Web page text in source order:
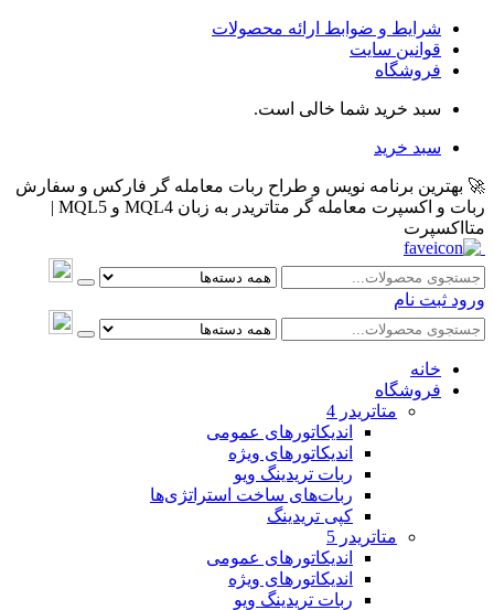
شرایط و ضوابط ارائه محصولات
قوانین سایت
فروشگاه
سبد خرید شما خالی است.
سبد خرید
🚀 بهترین برنامه نویس و طراح ربات معامله گر فارکس و سفارش
ربات و اکسپرت معامله گر متاتریدر به زبان MQL4 و MQL5 |
متااکسپرت
ورود ثبت نام
خانه
فروشگاه
متاتريدر 4
اندیکاتورهای عمومی
اندیکاتورهای ویژه
ربات تریدینگ ویو
ربات‌های ساخت استراتژی‌ها
کپی تریدینگ
متاتريدر 5
اندیکاتورهای عمومی
اندیکاتورهای ویژه
ربات تریدینگ ویو